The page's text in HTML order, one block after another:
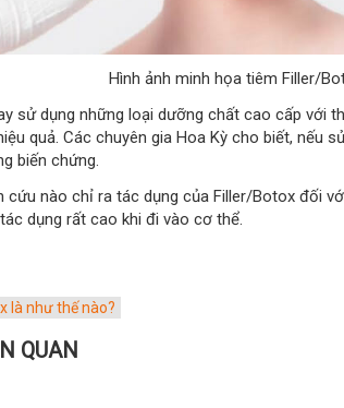
Hình ảnh minh họa tiêm Filler/
sử dụng những loại dưỡng chất cao cấp với
quả. Các chuyên gia Hoa Kỳ cho biết, nếu
biến chứng.
cứu nào chỉ ra tác dụng của Filler/Botox đối
dụng rất cao khi đi vào cơ thể.
là như thế nào?
QUAN